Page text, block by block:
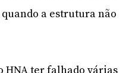
a estrutura não